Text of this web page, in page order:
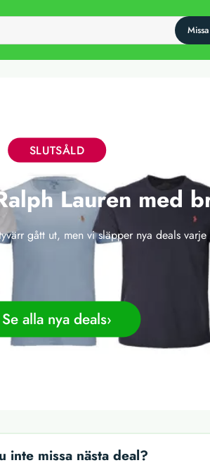
SLUTSÅLD
Lauren med
gått ut, men vi släpper nya deals
Se alla nya deals
inte missa nästa deal?